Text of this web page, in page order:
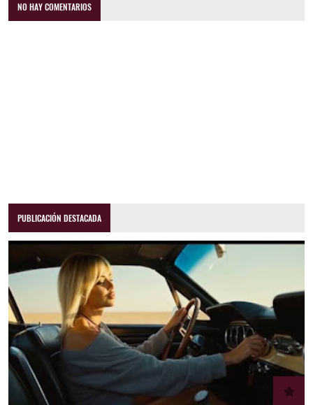
NO HAY COMENTARIOS
PUBLICACIÓN DESTACADA